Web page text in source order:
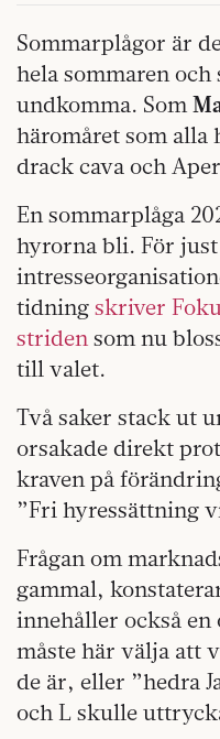
Sommarplågor är
hela sommaren
undkomma. Som
häromåret som alla
drack cava och
En sommarplåga
hyrorna bli. För
tidning skriver
striden som nu
till valet.
Två saker stack ut
orsakade direkt
kraven på
”Fri hyressättning
Frågan om
gammal,
innehåller också
måste här välja att
de är, eller ”hedra
och L skulle